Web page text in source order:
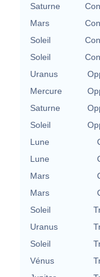
Saturne
Mars
Soleil
Soleil
Uranus
Mercure
Saturne
Soleil
Lune
Lune
Mars
Mars
Soleil
Uranus
Soleil
Vénus